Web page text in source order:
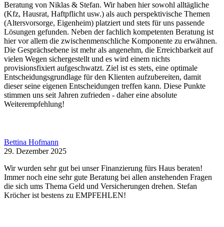
Beratung von Niklas & Stefan. Wir haben hier sowohl alltägliche
(Kfz, Hausrat, Haftpflicht usw.) als auch perspektivische Themen
(Altersvorsorge, Eigenheim) platziert und stets für uns passende
Lösungen gefunden. Neben der fachlich kompetenten Beratung ist
hier vor allem die zwischenmenschliche Komponente zu erwähnen.
Die Gesprächsebene ist mehr als angenehm, die Erreichbarkeit auf
vielen Wegen sichergestellt und es wird einem nichts
provisionsfixiert aufgeschwatzt. Ziel ist es stets, eine optimale
Entscheidungsgrundlage für den Klienten aufzubereiten, damit
dieser seine eigenen Entscheidungen treffen kann. Diese Punkte
stimmen uns seit Jahren zufrieden - daher eine absolute
Weiterempfehlung!
Bettina Hofmann
29. Dezember 2025
Wir wurden sehr gut bei unser Finanzierung fürs Haus beraten!
Immer noch eine sehr gute Beratung bei allen anstehenden Fragen
die sich ums Thema Geld und Versicherungen drehen. Stefan
Kröcher ist bestens zu EMPFEHLEN!